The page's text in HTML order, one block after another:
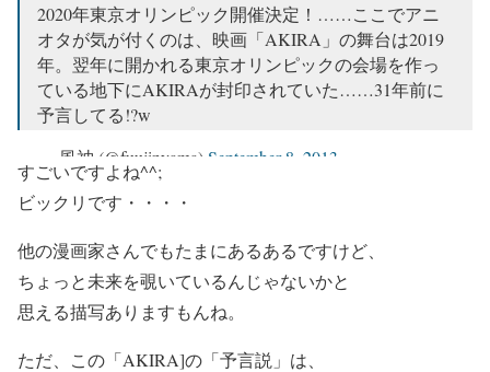
2020年東京オリンピック開催決定！……ここでアニ
オタが気が付くのは、映画「AKIRA」の舞台は2019
年。翌年に開かれる東京オリンピックの会場を作っ
ている地下にAKIRAが封印されていた……31年前に
予言してる!?w
— 風神 (@fuujinyama) September 8, 2013
すごいですよね^^;
ビックリです・・・・
他の漫画家さんでもたまにあるあるですけど、
ちょっと未来を覗いているんじゃないかと
思える描写ありますもんね。
ただ、この「AKIRA]の「予言説」は、